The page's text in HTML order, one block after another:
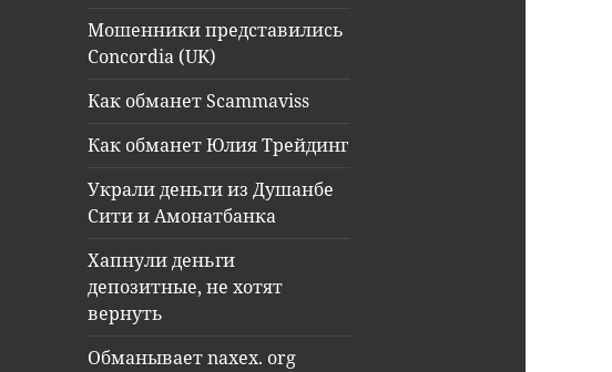
Мошенники представились
Concordia (UK)
Как обманет Scammaviss
Как обманет Юлия Трейдинг
Украли деньги из Душанбе
Сити и Амонатбанка
Хапнули деньги
депозитные, не хотят
вернуть
Обманывает naxex. org